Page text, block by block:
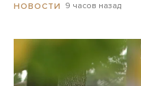
НОВОСТИ 9 часов назад